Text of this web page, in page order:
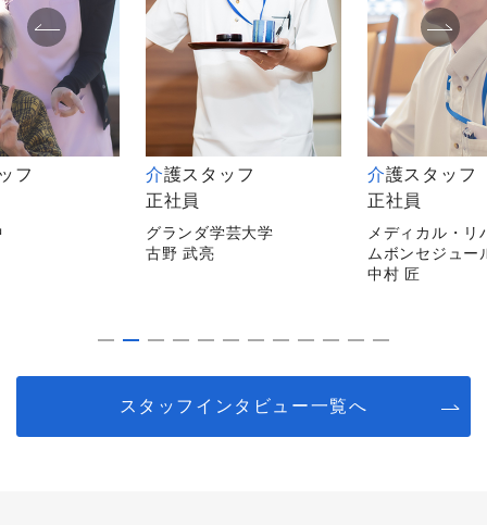
フ
大学
介護スタッフ
正社員
メディカル・リハビリホー
ムボンセジュール千葉
介護スタッフ
非常勤
メディカルホー
逗子
平山 陽子
スタッフインタビュー一覧へ